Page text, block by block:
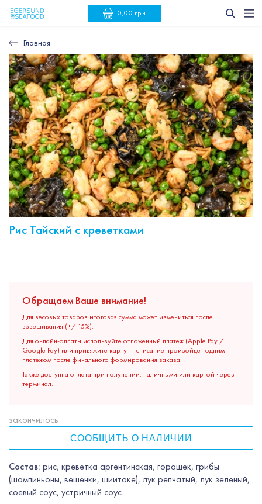
0,00 грн
Главная
Рис Тайский с креветками
Обращаем Ваше внимание!
Для весовых товаров итоговая сумма может измениться после
взвешивания (+/-15%).
Для онлайн-оплаты используйте отложенный платеж (Apple Pay /
Google Pay) или привяжите карту — списание произойдет одним
платежом после финального формирования заказа.
Также доступна оплата при получении: наличными или картой через
терминал.
Состав: рис, креветка аргентинская, горошек, грибы
(шампиньоны, вешенки, шиитаке), лук репчатый, лук зеленый,
соевый соус, устричный соус
закончилось
СООБЩИТЬ О НАЛИЧИИ